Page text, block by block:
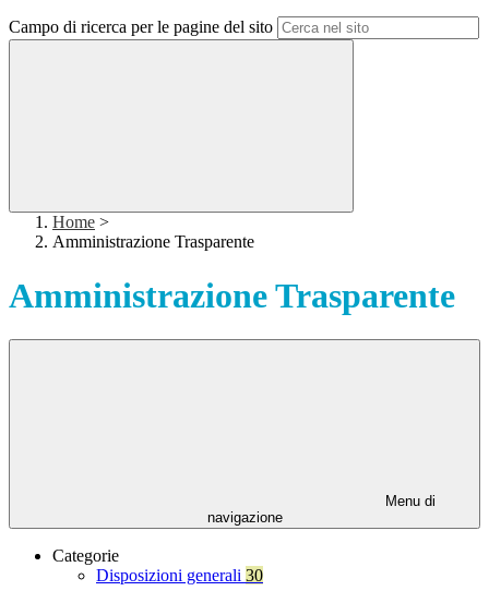
Campo di ricerca per le pagine del sito
Home >
Amministrazione Trasparente
Amministrazione Trasparente
Menu di
navigazione
Categorie
Disposizioni generali 30